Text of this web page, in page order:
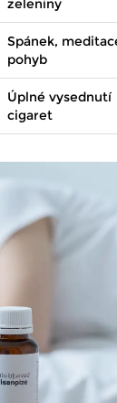
zeleniny
Spánek,
pohyb
Úplné vysednutí
cigaret